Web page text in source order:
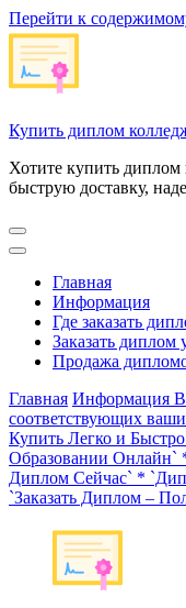
Перейти к
Купить диплом
Хотите купить
быструю доставку,
Главная
Информация
Где заказать
Заказать диплом
Продажа
Главная Информация
соответствующих
Купить Легко и
Образовании Онлайн`
Диплом Сейчас` *
`Заказать Диплом –